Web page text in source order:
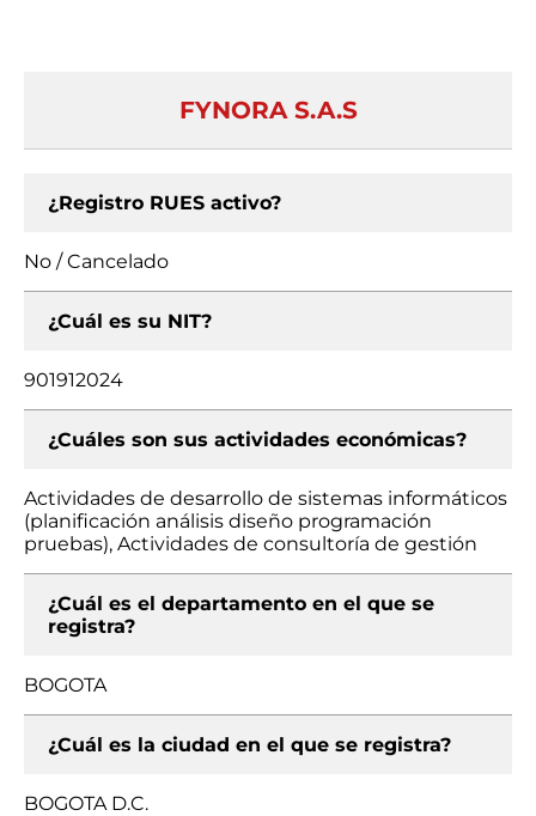
FYNORA S.A.S
¿Registro RUES activo?
No / Cancelado
¿Cuál es su NIT?
901912024
¿Cuáles son sus actividades económicas?
Actividades de desarrollo de sistemas informáticos
(planificación análisis diseño programación
pruebas), Actividades de consultoría de gestión
¿Cuál es el departamento en el que se
registra?
BOGOTA
¿Cuál es la ciudad en el que se registra?
BOGOTA D.C.